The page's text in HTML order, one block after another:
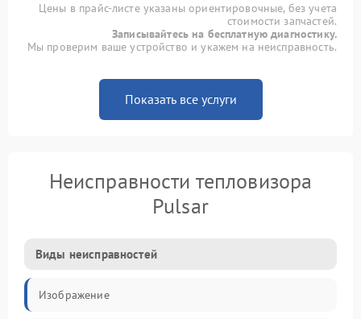
Цены в прайс-листе указаны ориентировочные, без учета
стоимости запчастей.
Записывайтесь на бесплатную диагностику.
Мы проверим ваше устройство и укажем на неисправность.
Показать все услуги
Неисправности тепловизора
Pulsar
Виды неисправностей
Изображение